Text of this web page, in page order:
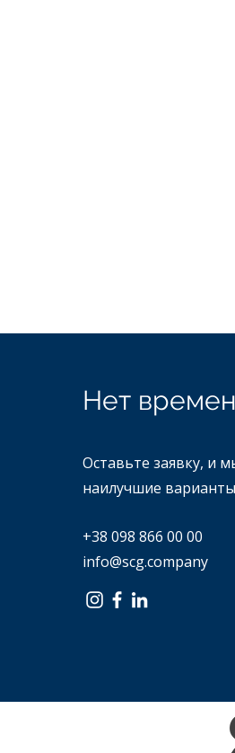
Нет
Оставьте заявку, и
наилучшие
+38 098 866 00 00
info@scg.company